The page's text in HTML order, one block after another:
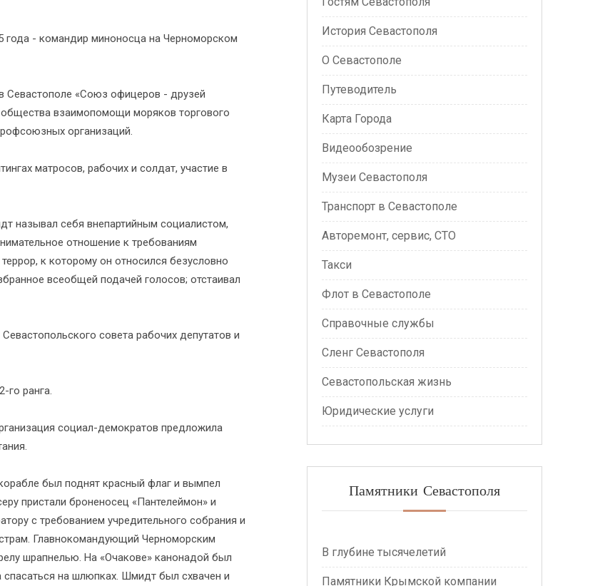
года - командир миноносца на Черноморском
Севастополе «Союз офицеров - друзей
взаимопомощи моряков торгового
организаций.
матросов, рабочих и солдат, участие в
называл себя внепартийным социалистом,
отношение к требованиям
к которому он относился безусловно
всеобщей подачей голосов; отстаивал
совета рабочих депутатов и
го ранга.
социал-демократов предложила
был поднят красный флаг и вымпел
пристали броненосец «Пантелеймон» и
с требованием учредительного собрания и
Главнокомандующий Черноморским
шрапнелью. На «Очакове» канонадой был
на шлюпках. Шмидт был схвачен и
История Севастополя
О Севастополе
Путеводитель
Карта Города
Видеообозрение
Музеи Севастополя
Транспорт в Севастополе
Авторемонт, сервис, СТО
Такси
Флот в Севастополе
Справочные службы
Сленг Севастополя
Севастопольская жизнь
Юридические услуги
Памятники Севастополя
В глубине тысячелетий
Памятники Крымской компании